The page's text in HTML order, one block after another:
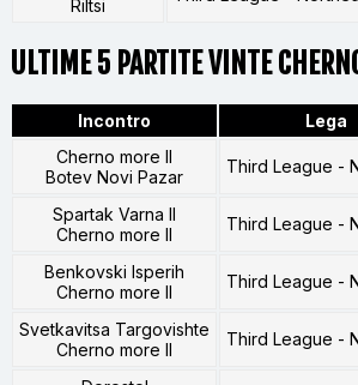
Riltsi
ULTIME 5 PARTITE VINTE
Incontro Lega
Cherno more II
Botev Novi Pazar
Third League -
Spartak Varna II
Cherno more II
Third League -
Benkovski Isperih
Cherno more II
Third League -
Svetkavitsa Targovishte
Cherno more II
Third League -